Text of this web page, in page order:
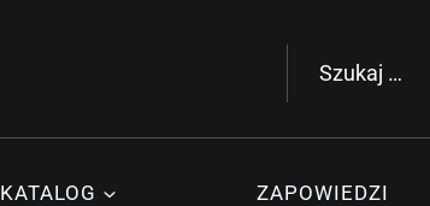
Szukaj:
KATALOG ZAPOWIEDZI